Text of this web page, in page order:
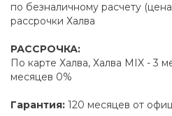
по безналичному расчету
рассрочки Халва
РАССРОЧКА:
По карте Халва, Халва MIX - 3
месяцев 0%
Гарантия: 120 месяцев от